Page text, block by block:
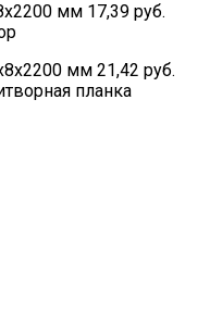
мм 17,39 руб.
мм 21,42 руб.
планка